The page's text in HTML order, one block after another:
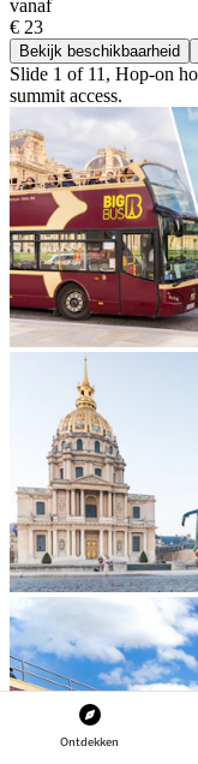
Ontdekken
vanaf
€ 23
Bekijk beschikbaarheid
Slide 1 of 11, Hop-on
summit access.